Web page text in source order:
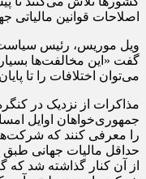
اصلاحات قوانین مالیاتی
گفت «این مخالفت‌ها
می‌توان اختلافات را تا
مذاکرات از نزدیک در
جمهوری‌خواهان اوایل
را معرفی کنند که
حداقل مالیات جهانی طبق
از آن کنار گذاشته شد که